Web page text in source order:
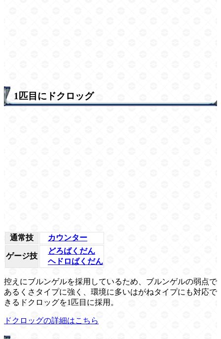
1匹目にドクロッグ
通常技 カウンター
ゲージ技
どろばくだん
ヘドロばくだん
控えにブルンゲルを採用しているため、ブルンゲルの弱点で
あるくさタイプに強く、環境に多いはがねタイプにも対応で
きるドクロッグを1匹目に採用。
ドクロッグの詳細はこちら